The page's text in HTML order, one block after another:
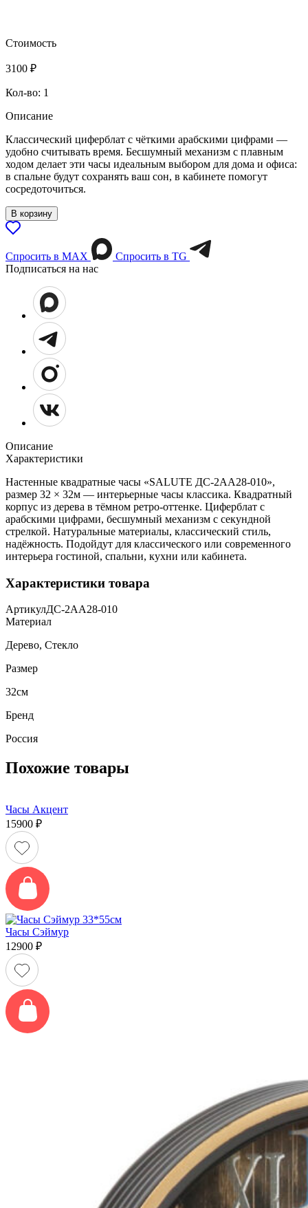
Стоимость
3100 ₽
Кол-во: 1
Описание
Классический циферблат с чёткими арабскими цифрами —
удобно считывать время. Бесшумный механизм с плавным
ходом делает эти часы идеальным выбором для дома и офиса:
в спальне будут сохранять ваш сон, в кабинете помогут
сосредоточиться.
В корзину
Спросить в МАХ
Спросить в TG
Подписаться на нас
Описание
Характеристики
Настенные квадратные часы «SALUTE ДС-2АА28-010»,
размер 32 × 32м — интерьерные часы классика. Квадратный
корпус из дерева в тёмном ретро‑оттенке. Циферблат с
арабскими цифрами, бесшумный механизм с секундной
стрелкой. Натуральные материалы, классический стиль,
надёжность. Подойдут для классического или современного
интерьера гостиной, спальни, кухни или кабинета.
Характеристики товара
АртикулДС-2АА28-010
Материал
Дерево, Стекло
Размер
32см
Бренд
Россия
Похожие товары
Часы Акцент
15900 ₽
Часы Сэймур
12900 ₽